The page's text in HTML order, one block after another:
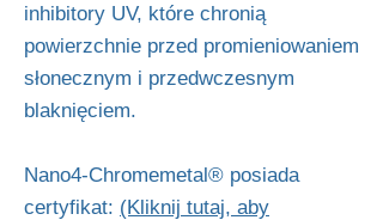
inhibitory UV, które chronią
powierzchnie przed promieniowaniem
słonecznym i przedwczesnym
blaknięciem.
Nano4-Chromemetal® posiada
certyfikat: (Kliknij tutaj, aby